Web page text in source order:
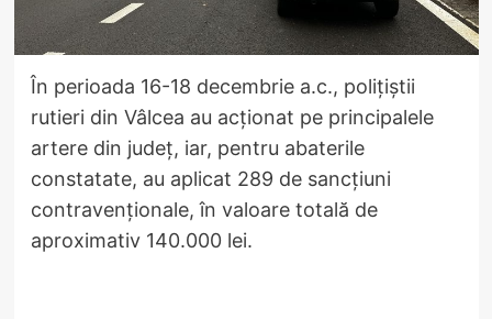
În perioada 16-18 decembrie a.c., polițiștii
rutieri din Vâlcea au acționat pe principalele
artere din județ, iar, pentru abaterile
constatate, au aplicat 289 de sancțiuni
contravenționale, în valoare totală de
aproximativ 140.000 lei.